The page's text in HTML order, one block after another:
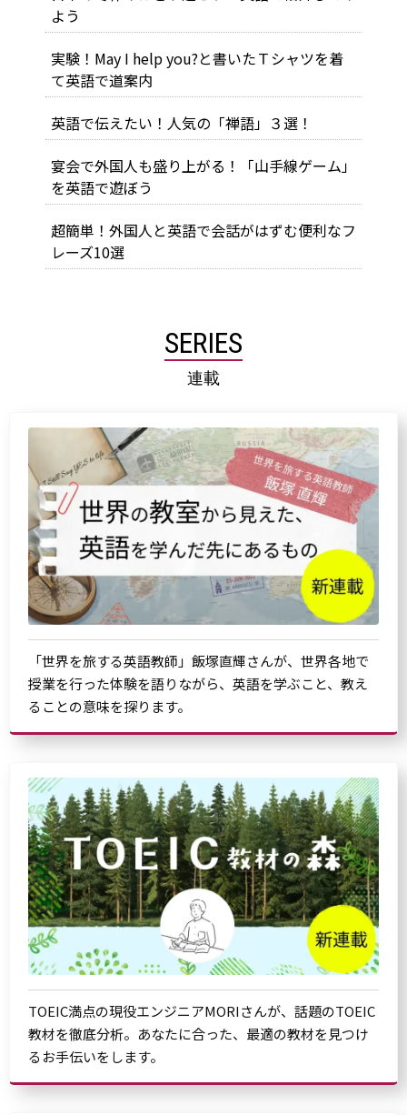
よう
実験！May I help you?と書いたＴシャツを着
て英語で道案内
英語で伝えたい！人気の「禅語」３選！
宴会で外国人も盛り上がる！「山手線ゲーム」
を英語で遊ぼう
超簡単！外国人と英語で会話がはずむ便利なフ
レーズ10選
SERIES
連載
「世界を旅する英語教師」飯塚直輝さんが、世界各地で
授業を行った体験を語りながら、英語を学ぶこと、教え
ることの意味を探ります。
TOEIC満点の現役エンジニアMORIさんが、話題のTOEIC
教材を徹底分析。あなたに合った、最適の教材を見つけ
るお手伝いをします。